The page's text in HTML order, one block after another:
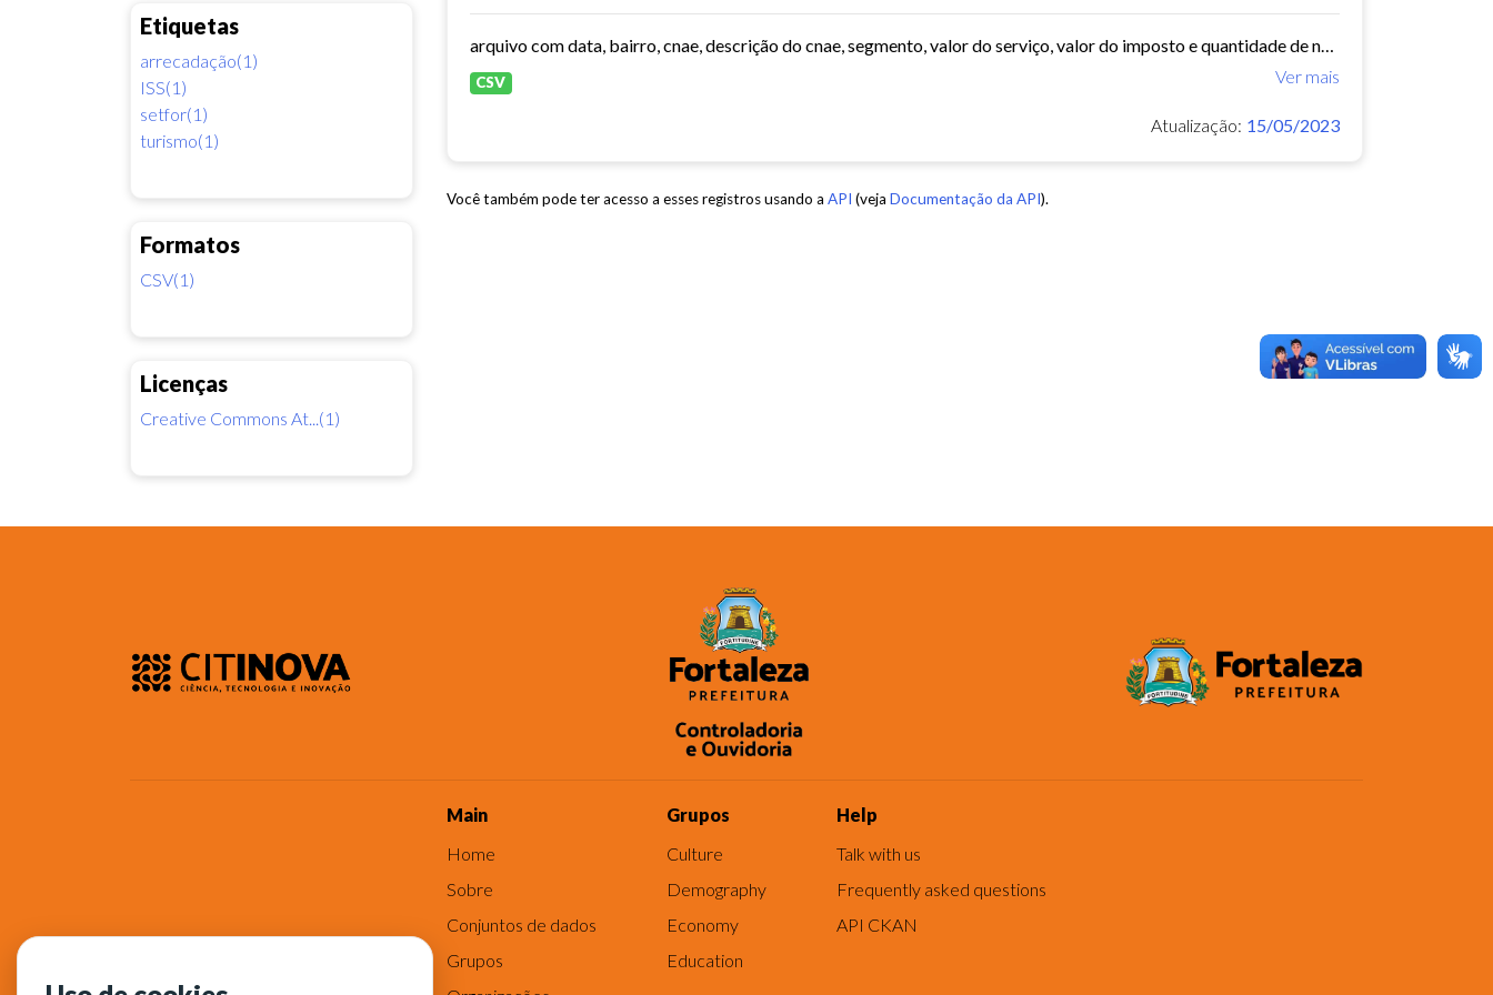
Etiquetas
arrecadação(1)
ISS(1)
setfor(1)
turismo(1)
Formatos
CSV(1)
Licenças
Creative Commons At...(1)
arquivo com data, bairro, cnae, descrição do cnae, segmento, valor do serviço, valor do imposto e quantidade de notas. Série histórica desde 2015. Vide dashboard no site do...
Ver mais
CSV
Atualização: 15/05/2023
Você também pode ter acesso a esses registros usando a API (veja Documentação da API).
Main
Home
Sobre
Conjuntos de dados
Grupos
Grupos
Culture
Demography
Economy
Education
Help
Talk with us
Frequently asked questions
API CKAN